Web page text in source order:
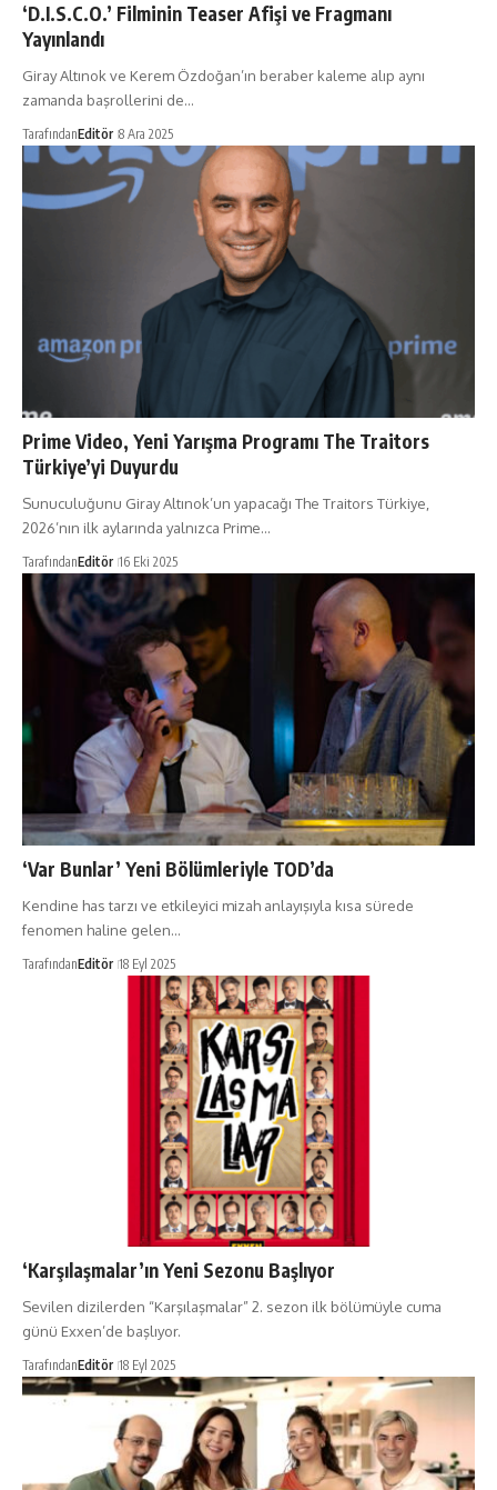
‘D.I.S.C.O.’ Filminin Teaser Afişi ve Fragmanı
Yayınlandı
Giray Altınok ve Kerem Özdoğan’ın beraber kaleme alıp aynı
zamanda başrollerini de…
TarafındanEditör 8 Ara 2025
Prime Video, Yeni Yarışma Programı The Traitors
Türkiye’yi Duyurdu
Sunuculuğunu Giray Altınok’un yapacağı The Traitors Türkiye,
2026’nın ilk aylarında yalnızca Prime…
TarafındanEditör 16 Eki 2025
‘Var Bunlar’ Yeni Bölümleriyle TOD’da
Kendine has tarzı ve etkileyici mizah anlayışıyla kısa sürede
fenomen haline gelen…
TarafındanEditör 18 Eyl 2025
‘Karşılaşmalar’ın Yeni Sezonu Başlıyor
Sevilen dizilerden “Karşılaşmalar” 2. sezon ilk bölümüyle cuma
günü Exxen’de başlıyor.
TarafındanEditör 18 Eyl 2025